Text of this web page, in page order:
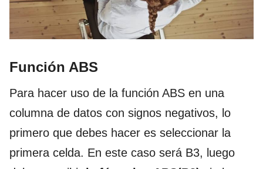
Función ABS
Para hacer uso de la función ABS en una
columna de datos con signos negativos, lo
primero que debes hacer es seleccionar la
primera celda. En este caso será B3, luego